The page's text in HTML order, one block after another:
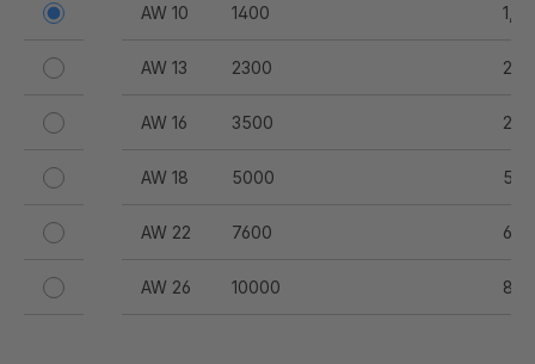
AW 10 1400 1,6
AW 13 2300 2,5
AW 16 3500 2,5
AW 18 5000 5
AW 22 7600 6
AW 26 10000 8